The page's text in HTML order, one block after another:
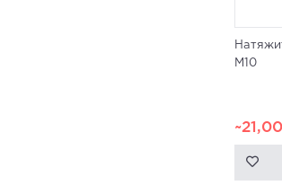
M10
~21,00